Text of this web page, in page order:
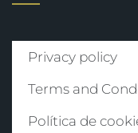
Privacy policy
Terms and
Política de